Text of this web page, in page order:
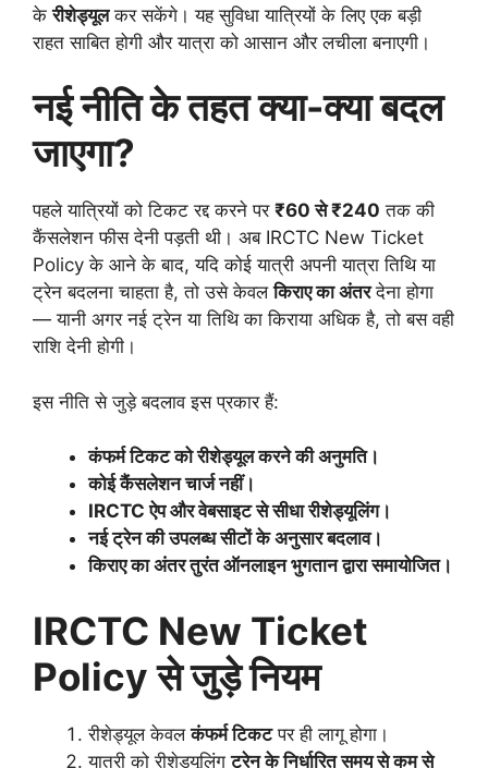
केरीशेड्यूलकर सकेंगे। यह सुविधा यात्रियों के लिए एक बड़ी
राहत साबित होगी और यात्रा को आसान और लचीला बनाएगी।
नई नीति के तहत क्या-क्या बदल
जाएगा?
पहले यात्रियों को टिकट रद्द करने पर ₹60 से ₹240 तक की
कैंसलेशन फीस देनी पड़ती थी। अब IRCTC New Ticket
Policy के आने के बाद, यदि कोई यात्री अपनी यात्रा तिथि या
ट्रेन बदलना चाहता है, तो उसे केवलकिराए का अंतरदेना होगा
— यानी अगर नई ट्रेन या तिथि का किराया अधिक है, तो बस वही
राशि देनी होगी।
इस नीति से जुड़े बदलाव इस प्रकार हैं:
कंफर्म टिकट को रीशेड्यूल करने की अनुमति।
कोई कैंसलेशन चार्ज नहीं।
IRCTC ऐप और वेबसाइट से सीधा रीशेड्यूलिंग।
नई ट्रेन की उपलब्ध सीटों के अनुसार बदलाव।
किराए का अंतर तुरंत ऑनलाइन भुगतान द्वारा समायोजित।
IRCTC New Ticket
Policy से जुड़े नियम
रीशेड्यूल केवलकंफर्म टिकटपर ही लागू होगा।
यात्री को रीशेड्यूलिंगट्रेन के निर्धारित समय से कम से